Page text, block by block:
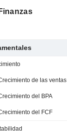
de las ventas
del BPA
del FCF